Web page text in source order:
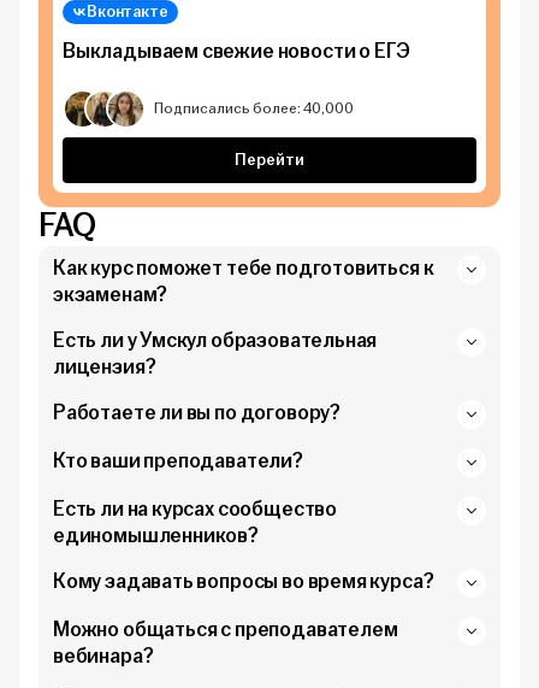
Вконтакте
Выкладываем свежие новости о ЕГЭ
Перейти
Подписались более: 40,000
FAQ
Как курс поможет тебе подготовиться к
экзаменам?
Есть ли у Умскул образовательная
лицензия?
Работаете ли вы по договору?
Кто ваши преподаватели?
Есть ли на курсах сообщество
единомышленников?
Кому задавать вопросы во время курса?
Можно общаться с преподавателем
вебинара?